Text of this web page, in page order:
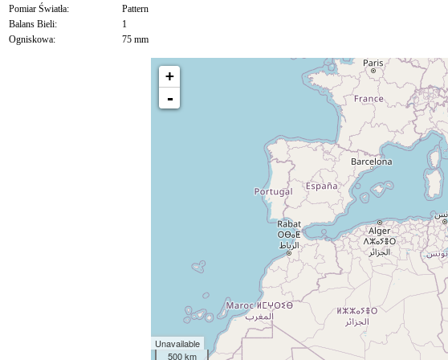
Pomiar Światła:
Pattern
Balans Bieli:
1
Ogniskowa:
75 mm
+
-
Unavailable
500 km